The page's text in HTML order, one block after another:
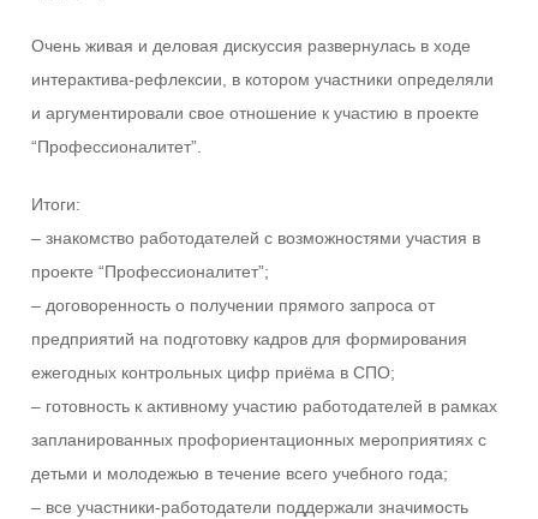
Очень живая и деловая дискуссия развернулась в ходе
интерактива-рефлексии, в котором участники определяли
и аргументировали свое отношение к участию в проекте
“Профессионалитет”.
Итоги:
– знакомство работодателей с возможностями участия в
проекте “Профессионалитет”;
– договоренность о получении прямого запроса от
предприятий на подготовку кадров для формирования
ежегодных контрольных цифр приёма в СПО;
– готовность к активному участию работодателей в рамках
запланированных профориентационных мероприятиях с
детьми и молодежью в течение всего учебного года;
– все участники-работодатели поддержали значимость